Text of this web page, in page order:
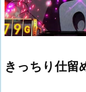
きっちり仕留